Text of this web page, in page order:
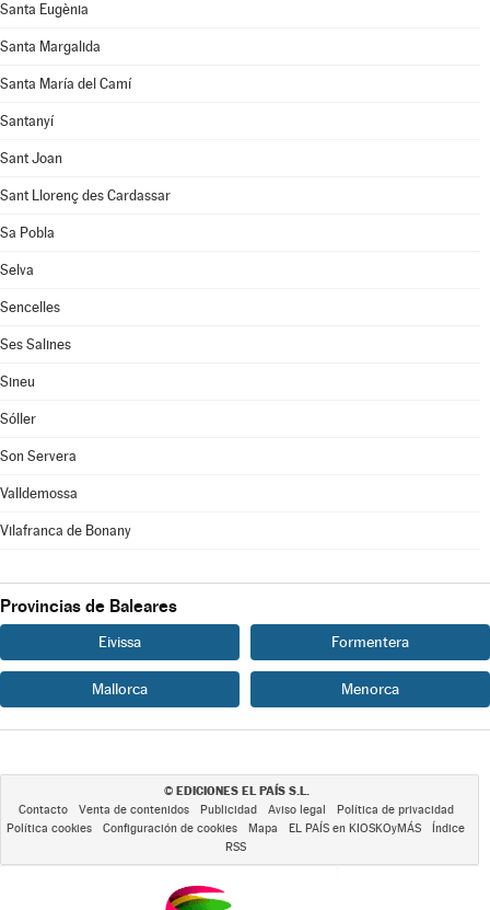
Santa Eugènia
Santa Margalida
Santa María del Camí
Santanyí
Sant Joan
Sant Llorenç des Cardassar
Sa Pobla
Selva
Sencelles
Ses Salines
Sineu
Sóller
Son Servera
Valldemossa
Vilafranca de Bonany
Provincias de Baleares
Eivissa Formentera
Mallorca Menorca
© EDICIONES EL PAÍS S.L.
Contacto Venta de contenidos Publicidad Aviso legal
Política de privacidad
Política cookies
Configuración de cookies Mapa EL PAÍS en KIOSKOyMÁS
Índice
RSS